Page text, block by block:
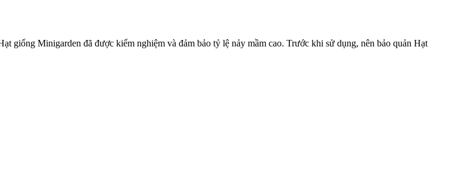
giống Minigarden đã được kiểm nghiệm và đảm bảo tỷ lệ nảy mầm cao. Trước khi sử dụng, nên bảo quản Hạt